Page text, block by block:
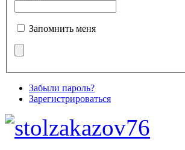
Запомнить меня
Забыли пароль?
Зарегистрироваться